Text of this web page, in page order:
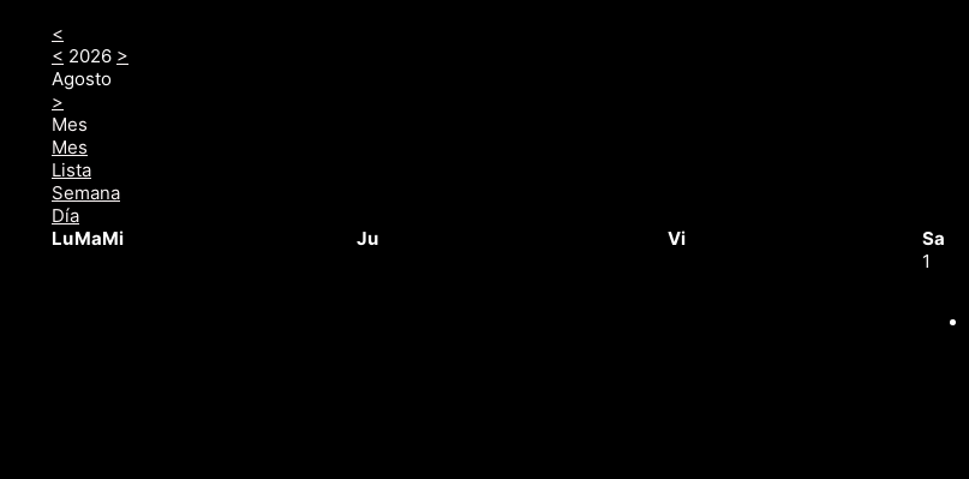
<
< 2026 >
Agosto
>
Mes
Mes
Lista
Semana
Día
LuMaMi Ju Vi Sa
1